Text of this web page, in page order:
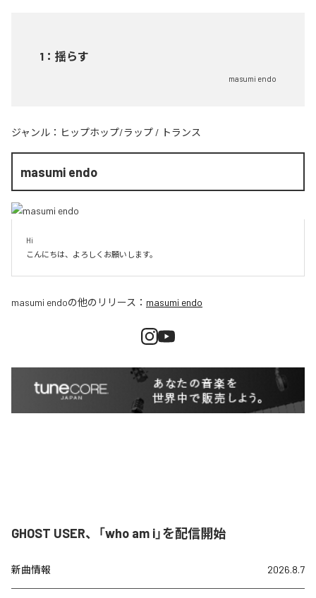
1 ： 揺らす
masumi endo
ジャンル： ヒップホップ/ラップ / トランス
masumi endo
Hi
こんにちは、よろしくお願いします。
masumi endoの他のリリース： masumi endo
GHOST USER、「who am i」を配信開始
新曲情報 2026.8.7